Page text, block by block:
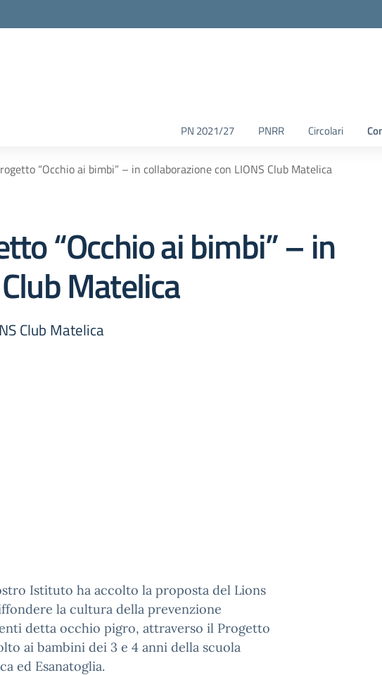
PN 2021/27 PNRR Circolari
“Occhio ai bimbi” – in collaborazione con LIONS Club Matelica
“Occhio ai bimbi” – in
Matelica
Club Matelica
Istituto ha accolto la proposta del Lions
la cultura della prevenzione
detta occhio pigro, attraverso il Progetto
ai bambini dei 3 e 4 anni della scuola
ed Esanatoglia.